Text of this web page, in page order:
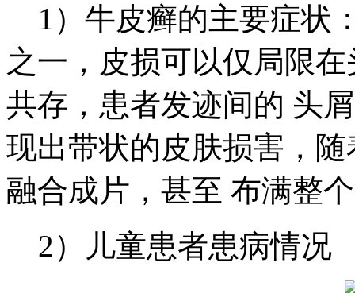
1）牛皮癣的主要症状
之一，皮损可以仅局限
共存，患者发迹间的 头
现出带状的皮肤损害，
融合成片，甚至 布满整
2）儿童患者患病情况